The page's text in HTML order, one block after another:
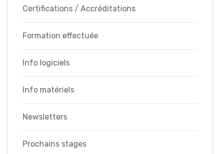
Certifications / Accréditations
Formation effectuée
Info logiciels
Info matériels
Newsletters
Prochains stages